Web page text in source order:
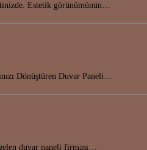
Estetik görünümünün…
Dönüştüren Duvar Paneli…
duvar paneli firması…